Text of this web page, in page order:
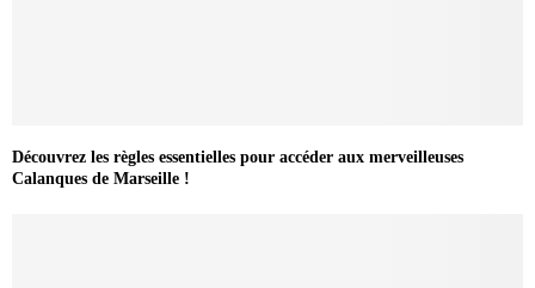
Découvrez les règles essentielles pour accéder aux merveilleuses
Calanques de Marseille !